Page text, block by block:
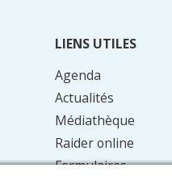
LIENS UTILES
Agenda
Actualités
Médiathèque
Raider online
Formulaires